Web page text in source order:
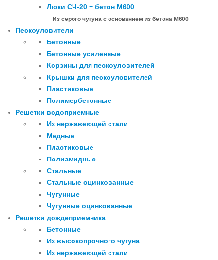
Люки СЧ-20 + бетон М600
Из серого чугуна с основанием из бетона М600
Пескоуловители
Бетонные
Бетонные усиленные
Корзины для пескоуловителей
Крышки для пескоуловителей
Пластиковые
Полимербетонные
Решетки водоприемные
Из нержавеющей стали
Медные
Пластиковые
Полиамидные
Стальные
Стальные оцинкованные
Чугунные
Чугунные оцинкованные
Решетки дождеприемника
Бетонные
Из высокопрочного чугуна
Из нержавеющей стали